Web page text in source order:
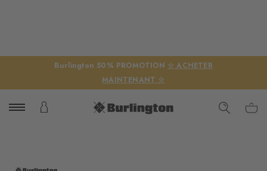
Burlington 50% PROMOTION ☆ ACHETER
MAINTENANT ☆